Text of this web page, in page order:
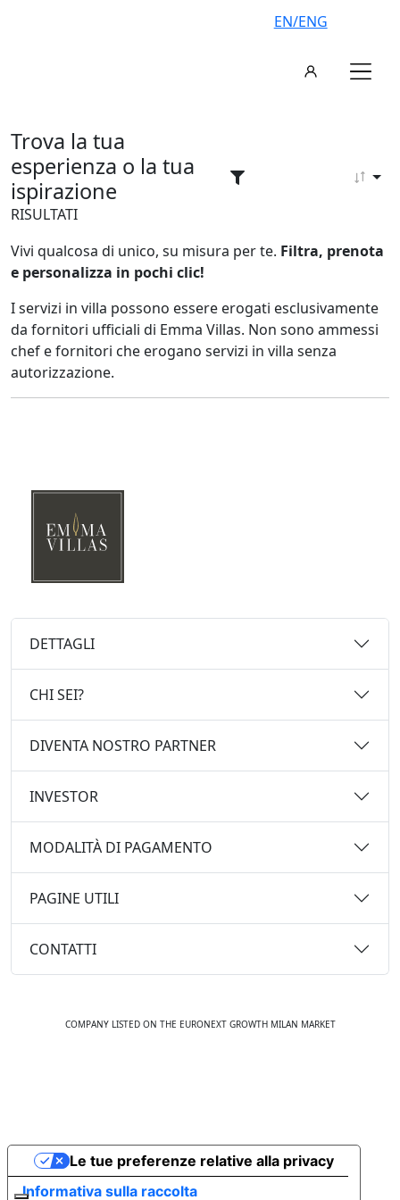
EN/ENG
Trova la tua
esperienza o la tua
ispirazione
RISULTATI
Vivi qualcosa di unico, su misura per te. Filtra, prenota
e personalizza in pochi clic!
I servizi in villa possono essere erogati esclusivamente
da fornitori ufficiali di Emma Villas. Non sono ammessi
chef e fornitori che erogano servizi in villa senza
autorizzazione.
DETTAGLI
CHI SEI?
DIVENTA NOSTRO PARTNER
INVESTOR
MODALITÀ DI PAGAMENTO
PAGINE UTILI
CONTATTI
COMPANY LISTED ON THE EURONEXT GROWTH MILAN MARKET
Informativa sulla raccolta
Le tue preferenze relative alla privacy